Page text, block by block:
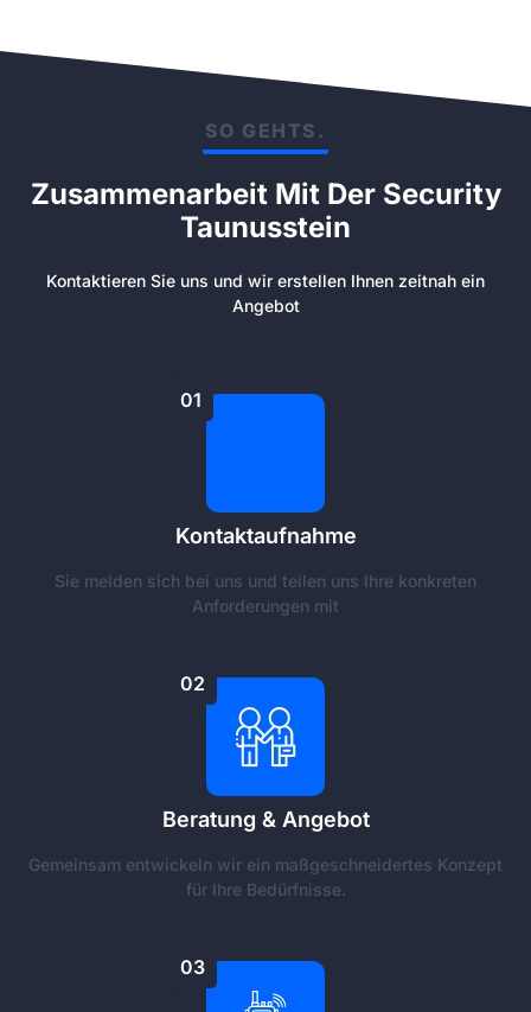
SO GEHTS.
Zusammenarbeit Mit Der Security
Taunusstein
Kontaktieren Sie uns und wir erstellen Ihnen zeitnah ein
Angebot
01
Kontaktaufnahme
Sie melden sich bei uns und teilen uns Ihre konkreten
Anforderungen mit
02
Beratung & Angebot
Gemeinsam entwickeln wir ein maßgeschneidertes Konzept
für Ihre Bedürfnisse.
03